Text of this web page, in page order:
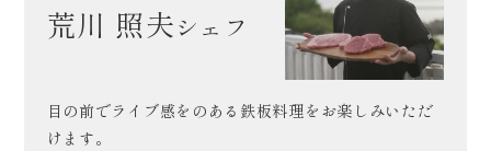
荒川 照夫シェフ
目の前でライブ感をのある鉄板料理をお楽しみいただ
けます。